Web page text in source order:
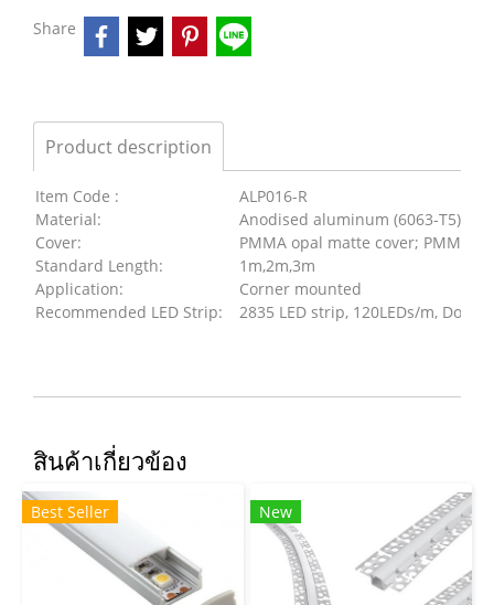
Share
Product description
Item Code :
Material:
Cover:
Standard Length:
Application:
Recommended LED Strip:
ALP016-R
Anodised aluminum (6063-T5)
PMMA opal matte cover; PMMA
1m,2m,3m
Corner mounted
2835 LED strip, 120LEDs/m,
สินค้าเกี่ยวข้อง
Best Seller New